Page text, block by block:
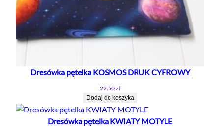
Dresówka pętelka KOSMOS DRUK CYFROWY
22.50zł
Dodaj do koszyka
Dresówka pętelka KWIATY MOTYLE